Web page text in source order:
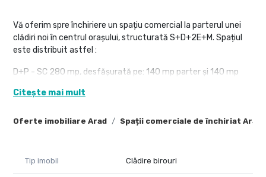
Oferte imobiliare Arad Spații comerciale de închiriat Arad
Vă oferim spre închiriere un spațiu comercial la parterul unei
clădiri noi în centrul orașului, structurată S+D+2E+M. Spațiul
este distribuit astfel :
D+P - SC 280 mp, desfășurată pe: 140 mp parter și 140 mp
* curent ( contract Enel );
* CATV;
* internet;
Citește mai mult
Tip imobil Clădire birouri